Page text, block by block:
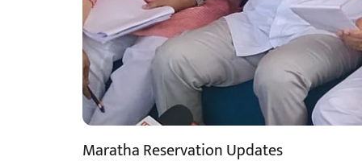
Maratha Reservation Updates